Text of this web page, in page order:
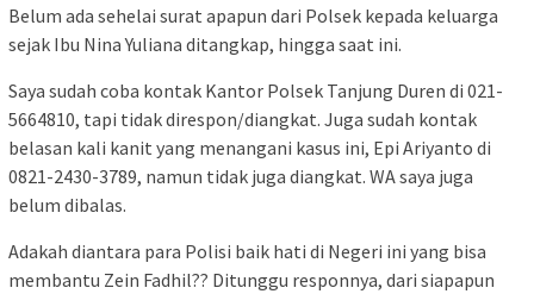
Belum ada sehelai surat apapun dari Polsek kepada keluarga
sejak Ibu Nina Yuliana ditangkap, hingga saat ini.
Saya sudah coba kontak Kantor Polsek Tanjung Duren di 021-
5664810, tapi tidak direspon/diangkat. Juga sudah kontak
belasan kali kanit yang menangani kasus ini, Epi Ariyanto di
0821-2430-3789, namun tidak juga diangkat. WA saya juga
belum dibalas.
Adakah diantara para Polisi baik hati di Negeri ini yang bisa
membantu Zein Fadhil?? Ditunggu responnya, dari siapapun